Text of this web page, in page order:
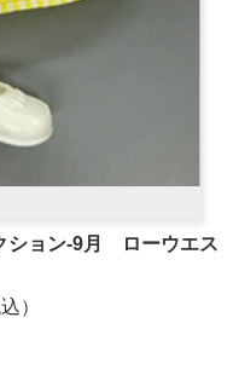
ション-9月 ローウエス
）